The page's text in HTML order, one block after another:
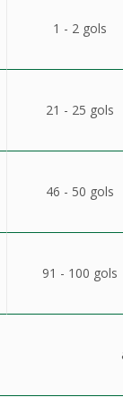
1 - 2 gols
21 - 25 gols
46 - 50 gols
91 - 100 gols